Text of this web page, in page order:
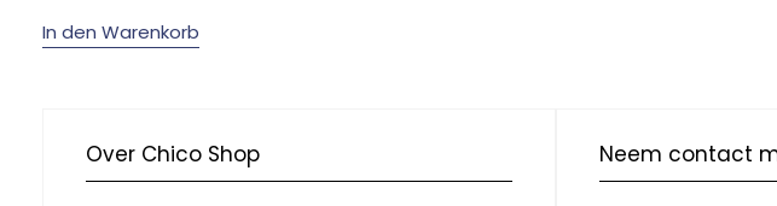
In den Warenkorb
Over Chico Shop Neem contact